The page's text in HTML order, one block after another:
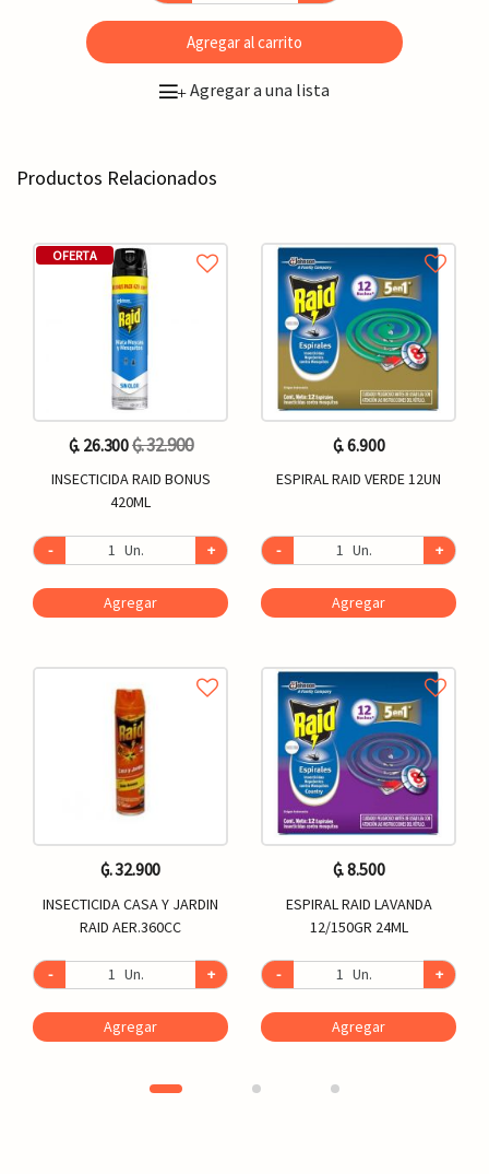
Agregar al carrito
+Agregar a una lista
Productos Relacionados
OFERTA
₲. 26.300₲. 32.900
INSECTICIDA RAID BONUS
420ML
- Un. +
Agregar
₲. 32.900
INSECTICIDA CASA Y JARDIN
RAID AER.360CC
- Un. +
Agregar
₲. 6.900
ESPIRAL RAID VERDE 12UN
- Un. +
Agregar
₲. 8.500
ESPIRAL RAID LAVANDA
12/150GR 24ML
- Un. +
Agregar